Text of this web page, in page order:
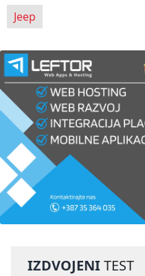
Jeep
IZDVOJENITEST